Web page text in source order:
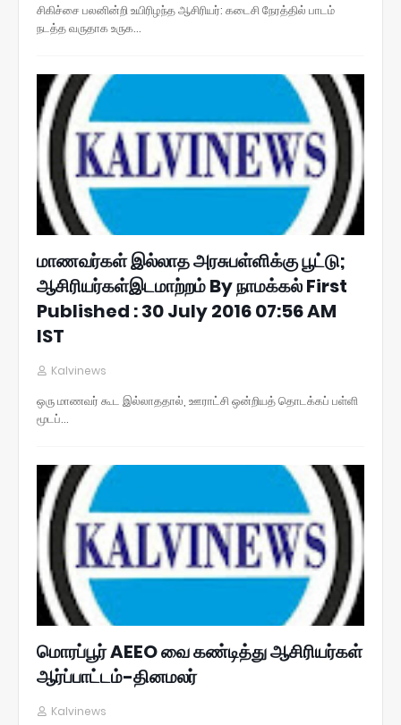
சிகிச்சை பலனின்றி உயிரிழந்த ஆசிரியர்: கடைசி நேரத்தில் பாடம்
நடத்த வருதாக உருக…
மாணவர்கள் இல்லாத அரசுபள்ளிக்கு பூட்டு;
ஆசிரியர்கள்இடமாற்றம் By நாமக்கல் First
Published : 30 July 2016 07:56 AM
IST
Kalvinews
ஒரு மாணவர் கூட இல்லாததால், ஊராட்சி ஒன்றியத் தொடக்கப் பள்ளி
மூடப்…
மொரப்பூர் AEEO வை கண்டித்து ஆசிரியர்கள்
ஆர்ப்பாட்டம்-தினமலர்
Kalvinews